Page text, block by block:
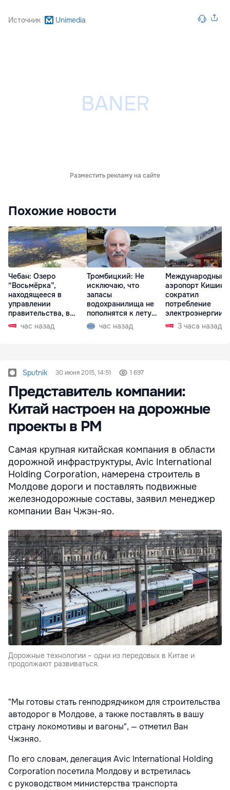
Источник Unimedia
Разместить рекламу на сайте
Похожие новости
Чебан: Озеро
“Восьмёрка”,
находящееся в
управлении
правительства, в
запустении
час назад
Тромбицкий: Не
исключаю, что
запасы
водохранилища не
пополнятся к лету
2027 года
час назад
Международный
аэропорт
сократил
потребление
электроэнергии
3 часа назад
Sputnik 30 июня 2015, 14:51 1 697
Представитель компании:
Китай настроен на дорожные
проекты в РМ
Самая крупная китайская компания в области
дорожной инфраструктуры, Avic International
Holding Corporation, намерена строитель в
Молдове дороги и поставлять подвижные
железнодорожные составы, заявил менеджер
компании Ван Чжэн-яо.
Дорожные технологии – одни из передовых в Китае и
продолжают развиваться.
"Мы готовы стать генподрядчиком для строительства
автодорог в Молдове, а также поставлять в вашу
страну локомотивы и вагоны", — отметил Ван
Чжэняо.
По его словам, делегация Avic International Holding
Corporation посетила Молдову и встретилась
с руководством министерства транспорта